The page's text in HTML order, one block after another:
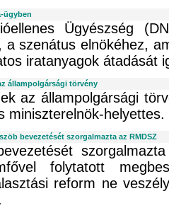
ügyben
Ügyészség
a szenátus elnökéhez,
iratanyagok átadását
állampolgársági törvény
az állampolgársági
miniszterelnök-helyettes.
bevezetését szorgalmazta az RMDSZ
folytatott
reform ne